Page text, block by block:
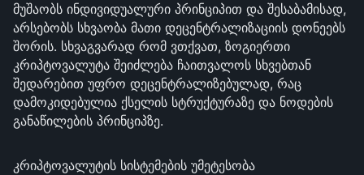
მუშაობს ინდივიდუალური პრინციპით და შესაბამისად,
არსებობს სხვაობა მათი დეცენტრალიზაციის დონეებს
შორის. სხვაგვარად რომ ვთქვათ, ზოგიერთი
კრიპტოვალუტა შეიძლება ჩაითვალოს სხვებთან
შედარებით უფრო დეცენტრალიზებულად, რაც
დამოკიდებულია ქსელის სტრუქტურაზე და ნოდების
განაწილების პრინციპზე.
კრიპტოვალუტის სისტემების უმეტესობა